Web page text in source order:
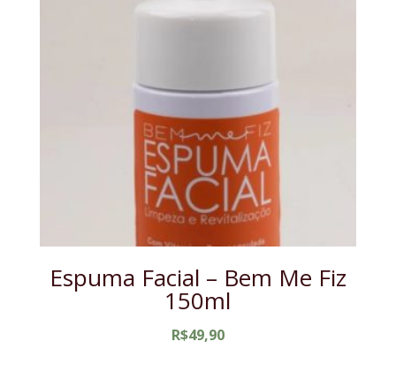
Espuma Facial – Bem Me Fiz
150ml
R$49,90